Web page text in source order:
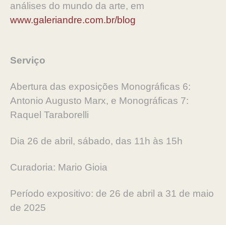
análises do mundo da arte, em
www.galeriandre.com.br/blog
Serviço
Abertura das exposições Monográficas 6:
Antonio Augusto Marx, e Monográficas 7:
Raquel Taraborelli
Dia 26 de abril, sábado, das 11h às 15h
Curadoria: Mario Gioia
Período expositivo: de 26 de abril a 31 de maio
de 2025